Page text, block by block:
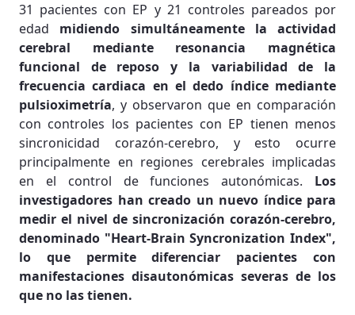
31 pacientes con EP y 21 controles pareados por
edad midiendo simultáneamente la actividad
cerebral mediante resonancia magnética
funcional de reposo y la variabilidad de la
frecuencia cardiaca en el dedo índice mediante
pulsioximetría, y observaron que en comparación
con controles los pacientes con EP tienen menos
sincronicidad corazón-cerebro, y esto ocurre
principalmente en regiones cerebrales implicadas
en el control de funciones autonómicas. Los
investigadores han creado un nuevo índice para
medir el nivel de sincronización corazón-cerebro,
denominado "Heart-Brain Syncronization Index",
lo que permite diferenciar pacientes con
manifestaciones disautonómicas severas de los
que no las tienen.